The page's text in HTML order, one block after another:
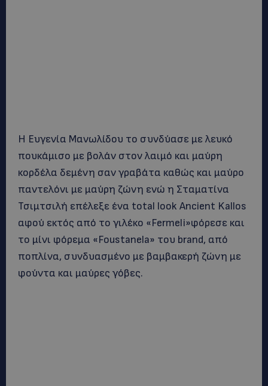
Η Ευγενία Μανωλίδου το συνδύασε με λευκό
πουκάμισο με βολάν στον λαιμό και μαύρη
κορδέλα δεμένη σαν γραβάτα καθώς και μαύρο
παντελόνι με μαύρη ζώνη ενώ η Σταματίνα
Τσιμτσιλή επέλεξε ένα total look Ancient Kallos
αφού εκτός από το γιλέκο «Fermeli»φόρεσε και
το μίνι φόρεμα «Foustanela» του brand, από
ποπλίνα, συνδυασμένο με βαμβακερή ζώνη με
φούντα και μαύρες γόβες.